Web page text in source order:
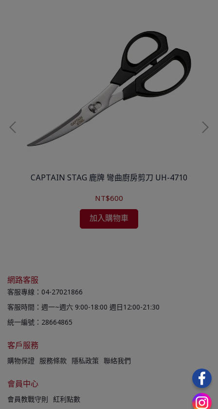
CAPTAIN STAG 鹿牌 彎曲廚房剪刀 UH-4710
NT$600
加入購物車
網路客服
客服專線：04-27021866
客服時間：週一~週六 9:00-18:00 週日12:00-21:30
統一編號：28664865
客戶服務
購物保證 服務條款 隱私政策 聯絡我們
會員中心
會員教戰守則 紅利點數